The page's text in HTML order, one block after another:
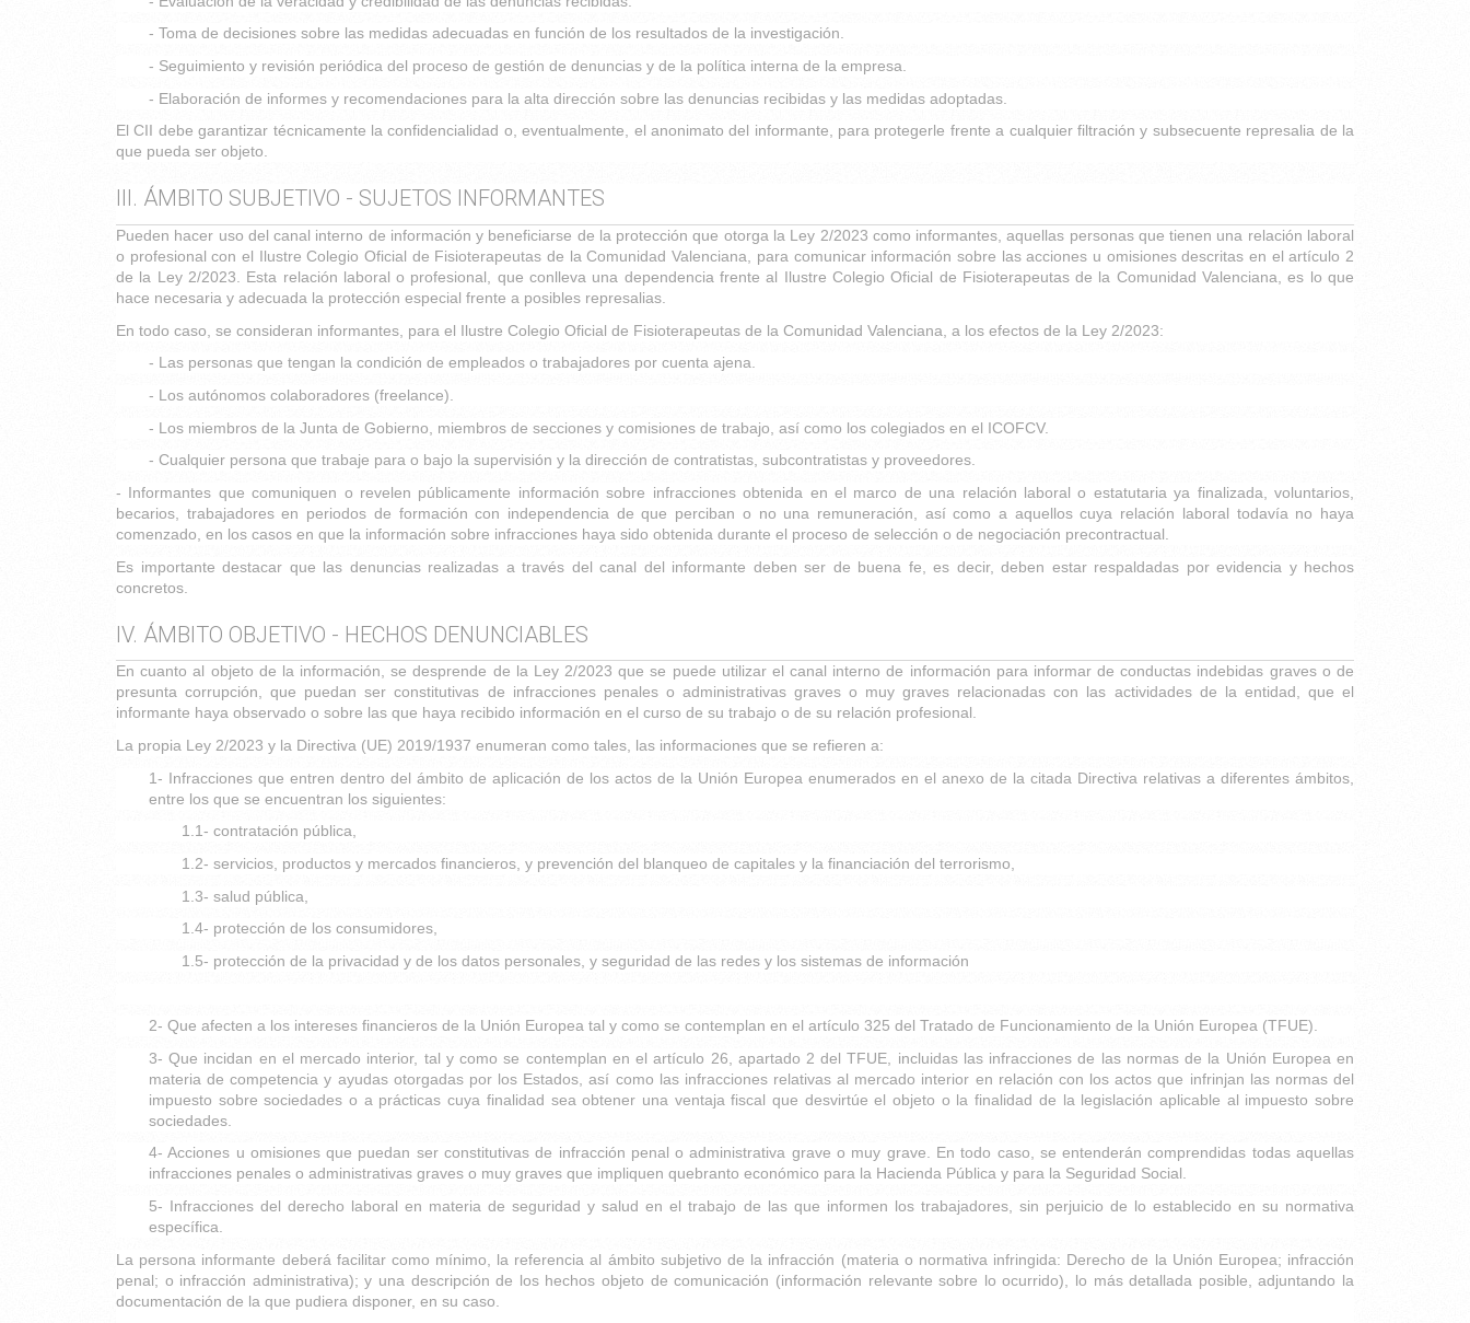
- Toma de decisiones sobre las medidas adecuadas en función de los resultados de la investigación.
- Seguimiento y revisión periódica del proceso de gestión de denuncias y de la política interna de la empresa.
- Elaboración de informes y recomendaciones para la alta dirección sobre las denuncias recibidas y las medidas adoptadas.
El CII debe garantizar técnicamente la confidencialidad o, eventualmente, el anonimato del informante, para protegerle frente a cualquier filtración y subsecuente represalia de la
que pueda ser objeto.
III. ÁMBITO SUBJETIVO - SUJETOS INFORMANTES
Pueden hacer uso del canal interno de información y beneficiarse de la protección que otorga la Ley 2/2023 como informantes, aquellas personas que tienen una relación laboral
o profesional con el Ilustre Colegio Oficial de Fisioterapeutas de la Comunidad Valenciana, para comunicar información sobre las acciones u omisiones descritas en el artículo 2
de la Ley 2/2023. Esta relación laboral o profesional, que conlleva una dependencia frente al Ilustre Colegio Oficial de Fisioterapeutas de la Comunidad Valenciana, es lo que
hace necesaria y adecuada la protección especial frente a posibles represalias.
En todo caso, se consideran informantes, para el Ilustre Colegio Oficial de Fisioterapeutas de la Comunidad Valenciana, a los efectos de la Ley 2/2023:
- Las personas que tengan la condición de empleados o trabajadores por cuenta ajena.
- Los autónomos colaboradores (freelance).
- Los miembros de la Junta de Gobierno, miembros de secciones y comisiones de trabajo, así como los colegiados en el ICOFCV.
- Cualquier persona que trabaje para o bajo la supervisión y la dirección de contratistas, subcontratistas y proveedores.
- Informantes que comuniquen o revelen públicamente información sobre infracciones obtenida en el marco de una relación laboral o estatutaria ya finalizada, voluntarios,
becarios, trabajadores en periodos de formación con independencia de que perciban o no una remuneración, así como a aquellos cuya relación laboral todavía no haya
comenzado, en los casos en que la información sobre infracciones haya sido obtenida durante el proceso de selección o de negociación precontractual.
Es importante destacar que las denuncias realizadas a través del canal del informante deben ser de buena fe, es decir, deben estar respaldadas por evidencia y hechos
concretos.
IV. ÁMBITO OBJETIVO - HECHOS DENUNCIABLES
En cuanto al objeto de la información, se desprende de la Ley 2/2023 que se puede utilizar el canal interno de información para informar de conductas indebidas graves o de
presunta corrupción, que puedan ser constitutivas de infracciones penales o administrativas graves o muy graves relacionadas con las actividades de la entidad, que el
informante haya observado o sobre las que haya recibido información en el curso de su trabajo o de su relación profesional.
La propia Ley 2/2023 y la Directiva (UE) 2019/1937 enumeran como tales, las informaciones que se refieren a:
1- Infracciones que entren dentro del ámbito de aplicación de los actos de la Unión Europea enumerados en el anexo de la citada Directiva relativas a diferentes ámbitos,
entre los que se encuentran los siguientes:
1.1- contratación pública,
1.2- servicios, productos y mercados financieros, y prevención del blanqueo de capitales y la financiación del terrorismo,
1.3- salud pública,
1.4- protección de los consumidores,
1.5- protección de la privacidad y de los datos personales, y seguridad de las redes y los sistemas de información
2- Que afecten a los intereses financieros de la Unión Europea tal y como se contemplan en el artículo 325 del Tratado de Funcionamiento de la Unión Europea (TFUE).
3- Que incidan en el mercado interior, tal y como se contemplan en el artículo 26, apartado 2 del TFUE, incluidas las infracciones de las normas de la Unión Europea en
materia de competencia y ayudas otorgadas por los Estados, así como las infracciones relativas al mercado interior en relación con los actos que infrinjan las normas del
impuesto sobre sociedades o a prácticas cuya finalidad sea obtener una ventaja fiscal que desvirtúe el objeto o la finalidad de la legislación aplicable al impuesto sobre
sociedades.
4- Acciones u omisiones que puedan ser constitutivas de infracción penal o administrativa grave o muy grave. En todo caso, se entenderán comprendidas todas aquellas
infracciones penales o administrativas graves o muy graves que impliquen quebranto económico para la Hacienda Pública y para la Seguridad Social.
5- Infracciones del derecho laboral en materia de seguridad y salud en el trabajo de las que informen los trabajadores, sin perjuicio de lo establecido en su normativa
específica.
La persona informante deberá facilitar como mínimo, la referencia al ámbito subjetivo de la infracción (materia o normativa infringida: Derecho de la Unión Europea; infracción
penal; o infracción administrativa); y una descripción de los hechos objeto de comunicación (información relevante sobre lo ocurrido), lo más detallada posible, adjuntando la
documentación de la que pudiera disponer, en su caso.